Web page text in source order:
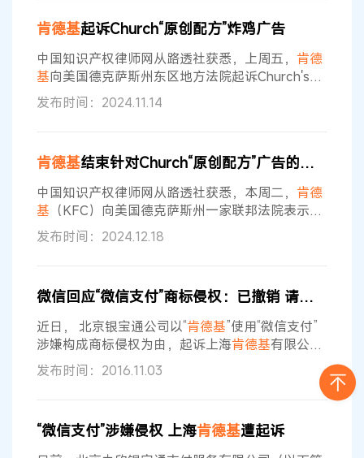
Chooza被授权使用肯德基商标和“吸吮手指”商标，
他们还获得经过批准的食品供应商的供货。 2015
年双方对协议
肯德基起诉Church“原创配方”炸鸡广告
中国知识产权律师网从路透社获悉，上周五， 肯德
基向美国德克萨斯州东区地方法院起诉Church's
Texas Chicken，指控这家快餐连锁店侵犯了其“原
创配方（Original Recipe）”一词的商标权。
人没有立即回应置评请求。肯德基的一名发言人表
示：“我代表所有炸鸡爱好者，当另一家
发布时间：2024.11.14
肯德基结束针对Church“原创配方”广告的商标诉讼
中国知识产权律师网从路透社获悉，本周二， 肯德
基 （KFC）向美国德克萨斯州一家联邦法院表示，
将结束对快餐连锁店Church's Texas Chicken在广
告中使用其商标短语“原创配方”的诉讼。
置评和提供更多信息的请求，包括诉讼是否已经和
解。
肯德基表示，自1972年以来，它一直使用“原
创配方”来
发布时间：2024.12.18
微信回应“微信支付”商标侵权：已撤销 请放心使用
近日， 北京银宝通公司以“肯德基”使用“微信支付”
涉嫌构成商标侵权为由，起诉上海肯德基有限公
司，要求其停止使用“微信”商标提供收付款服务，
销毁“微信”宣传广告。 11月2日，微信支付团队正式
作出回应称：微信支付以保障合作伙伴和用户的合
商标侵权，微信支付将会全力支持并承担全部责
任。 以下是声明全文： 我们从有关渠道了解到，
发布时间：2016.11.03
“微信支付”涉嫌侵权 上海肯德基遭起诉